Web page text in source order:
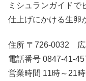
ミシュランガイドで
仕上げにかける生卵
住所 〒726-0032 広
電話番号 0847-41-
営業時間 11時～21